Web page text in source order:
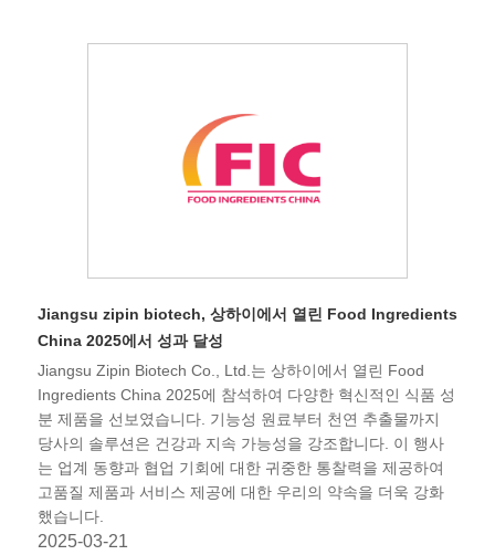
Jiangsu zipin biotech, 상하이에서 열린 Food Ingredients
China 2025에서 성과 달성
Jiangsu Zipin Biotech Co., Ltd.는 상하이에서 열린 Food
Ingredients China 2025에 참석하여 다양한 혁신적인 식품 성
분 제품을 선보였습니다. 기능성 원료부터 천연 추출물까지
당사의 솔루션은 건강과 지속 가능성을 강조합니다. 이 행사
는 업계 동향과 협업 기회에 대한 귀중한 통찰력을 제공하여
고품질 제품과 서비스 제공에 대한 우리의 약속을 더욱 강화
했습니다.
2025-03-21